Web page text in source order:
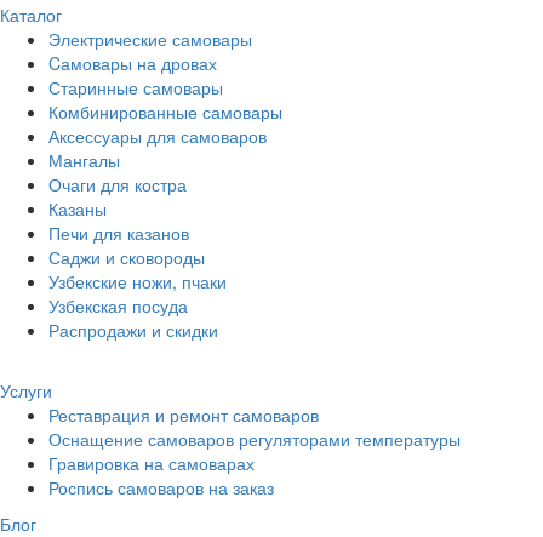
Каталог
Электрические самовары
Cамовары на дровах
Старинные самовары
Комбинированные самовары
Аксессуары для самоваров
Мангалы
Очаги для костра
Казаны
Печи для казанов
Саджи и сковороды
Узбекские ножи, пчаки
Узбекская посуда
Распродажи и скидки
Услуги
Реставрация и ремонт самоваров
Оснащение самоваров регуляторами температуры
Гравировка на самоварах
Роспись самоваров на заказ
Блог